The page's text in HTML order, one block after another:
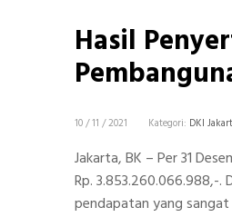
Hasil
10 / 11 / 2021 Kategori: DKI
Jakarta, BK – Per 31
Rp. 3.853.260.066.988,-.
pendapatan yang sangat